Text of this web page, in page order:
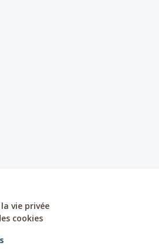
vie privée
cookies